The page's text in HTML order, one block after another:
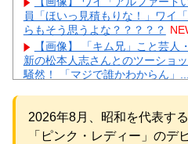
員「ほいっ見積もりな！」ワイ
らもそう思うよな？？？？？
【画像】 「キム兄」こと芸
新の松本人志さんとのツーショ
騒然！ 「マジで誰かわからん」...
【悲報】 楽天、ガチで逝くｗ
ｗｗｗｗｗｗ NEW!
2026年8月、昭和を代表す
「ピンク・レディー」のデ